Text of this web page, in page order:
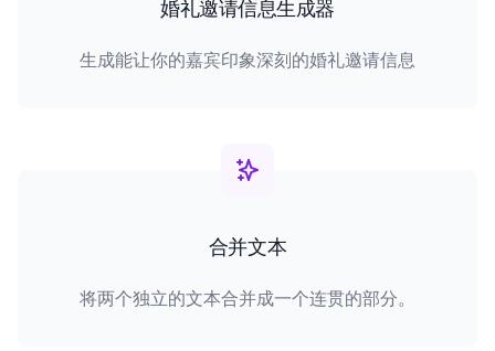
婚礼邀请信息生成器
生成能让你的嘉宾印象深刻的婚礼邀请信息
合并文本
将两个独立的文本合并成一个连贯的部分。